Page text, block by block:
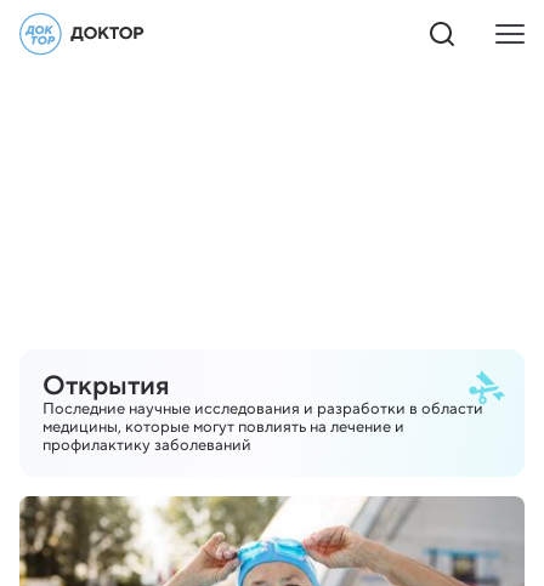
Открытия
Последние научные исследования и разработки в области
медицины, которые могут повлиять на лечение и
профилактику заболеваний